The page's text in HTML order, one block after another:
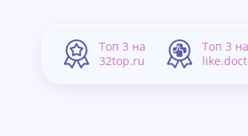
Топ 3 на
32top.ru
Топ 3 на